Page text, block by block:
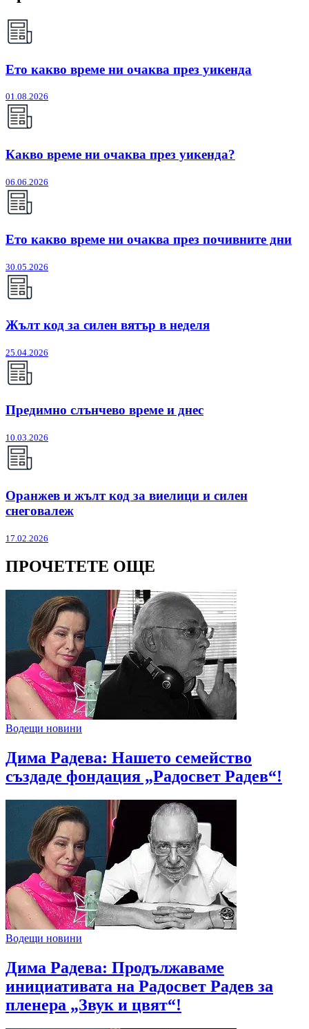
Ето какво време ни очаква през уикенда
01.08.2026
Какво време ни очаква през уикенда?
06.06.2026
Ето какво време ни очаква през почивните дни
30.05.2026
Жълт код за силен вятър в неделя
25.04.2026
Предимно слънчево време и днес
10.03.2026
Оранжев и жълт код за виелици и силен
снеговалеж
17.02.2026
ПРОЧЕТЕТЕ ОЩЕ
Водещи новини
Дима Радева: Нашето семейство
създаде фондация „Радосвет Радев“!
Водещи новини
Дима Радева: Продължаваме
инициативата на Радосвет Радев за
пленера „Звук и цвят“!